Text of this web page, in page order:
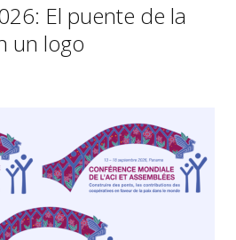
El puente de la
un logo